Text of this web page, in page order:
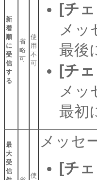
新
着
順
に
受
信
す
る
省
略
可
使
用
不
可
[チ
メッ
最後
[チ
メッ
最初
最
大
受
信
使
メッセ
[チ